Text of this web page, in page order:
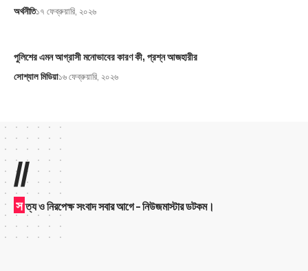
অর্থনীতি১৭ ফেব্রুয়ারি, ২০২৬
পুলিশের এমন আগ্রাসী মনোভাবের কারণ কী, প্রশ্ন আজহারীর
সোশ্যাল মিডিয়া১৬ ফেব্রুয়ারি, ২০২৬
//
স ত্য ও নিরপেক্ষ সংবাদ সবার আগে – নিউজমাস্টার ডটকম।